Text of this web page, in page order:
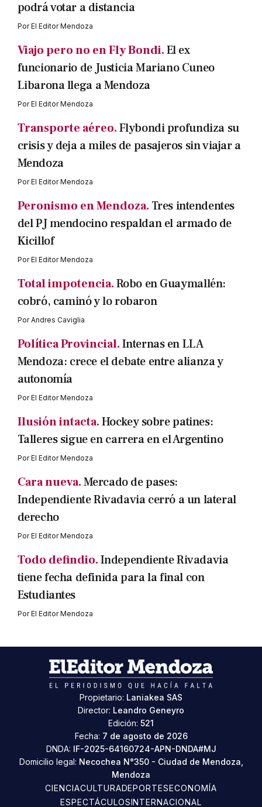
podrá votar a distancia
PorEl Editor Mendoza
Viajo pero no en Fly Bondi.El ex
funcionario de Justicia Mariano Cuneo
Libarona llega a Mendoza
PorEl Editor Mendoza
Transporte aéreo.Flybondi profundiza su
crisis y deja a miles de pasajeros sin viajar a
Mendoza
PorEl Editor Mendoza
Peronismo en Mendoza. Tres intendentes
del PJ mendocino respaldan el armado de
Kicillof
PorEl Editor Mendoza
Total impotencia.Robo en Guaymallén:
cobró, caminó y lo robaron
PorAndres Caviglia
Política Provincial.Internas en LLA
Mendoza: crece el debate entre alianza y
autonomía
PorEl Editor Mendoza
Ilusión intacta.Hockey sobre patines:
Talleres sigue en carrera en el Argentino
PorEl Editor Mendoza
Cara nueva.Mercado de pases:
Independiente Rivadavia cerró a un lateral
derecho
PorEl Editor Mendoza
Todo defindio.Independiente Rivadavia
tiene fecha definida para la final con
Estudiantes
PorEl Editor Mendoza
Propietario: Laniakea SAS
Director: Leandro Geneyro
Edición: 521
Fecha: 7 de agosto de 2026
DNDA: IF-2025-64160724-APN-DNDA#MJ
Domicilio legal: Necochea N°350 - Ciudad de Mendoza,
Mendoza
CIENCIACULTURADEPORTESECONOMÍA
ESPECTÁCULOSINTERNACIONAL